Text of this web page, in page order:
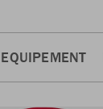
EQUIPEMENT